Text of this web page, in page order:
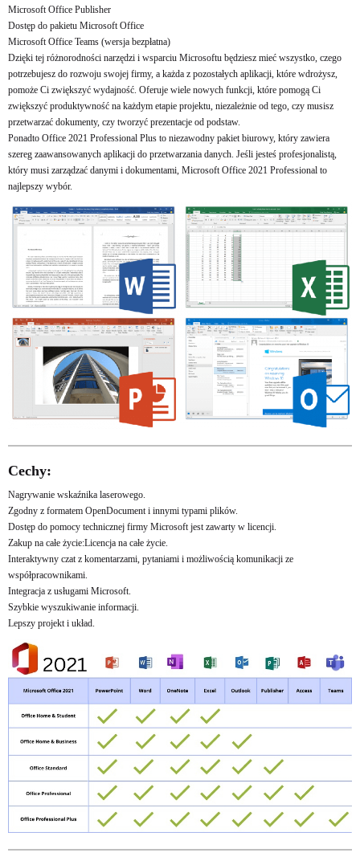
Microsoft Office Publisher
Dostęp do pakietu Microsoft Office
Microsoft Office Teams (wersja bezpłatna)
Dzięki tej różnorodności narzędzi i wsparciu Microsoftu będziesz mieć wszystko, czego
potrzebujesz do rozwoju swojej firmy, a każda z pozostałych aplikacji, które wdrożysz,
pomoże Ci zwiększyć wydajność. Oferuje wiele nowych funkcji, które pomogą Ci
zwiększyć produktywność na każdym etapie projektu, niezależnie od tego, czy musisz
przetwarzać dokumenty, czy tworzyć prezentacje od podstaw.
Ponadto Office 2021 Professional Plus to niezawodny pakiet biurowy, który zawiera
szereg zaawansowanych aplikacji do przetwarzania danych. Jeśli jesteś profesjonalistą,
który musi zarządzać danymi i dokumentami, Microsoft Office 2021 Professional to
najlepszy wybór.
Cechy:
Nagrywanie wskaźnika laserowego.
Zgodny z formatem OpenDocument i innymi typami plików.
Dostęp do pomocy technicznej firmy Microsoft jest zawarty w licencji.
Zakup na całe życie:Licencja na całe życie.
Interaktywny czat z komentarzami, pytaniami i możliwością komunikacji ze
współpracownikami.
Integracja z usługami Microsoft.
Szybkie wyszukiwanie informacji.
Lepszy projekt i układ.